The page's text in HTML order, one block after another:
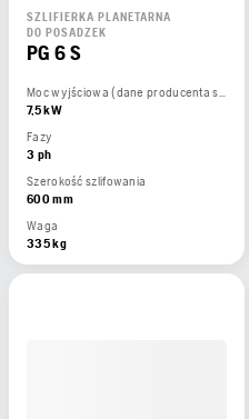
SZLIFIERKA PLANETARNA
DO POSADZEK
PG 6 S
Moc wyjściowa (dane producenta silnika)
7,5 kW
Fazy
3 ph
Szerokość szlifowania
600 mm
Waga
335 kg